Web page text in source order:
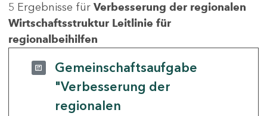
5 Ergebnisse für Verbesserung der regionalen
Wirtschaftsstruktur Leitlinie für
regionalbeihilfen
Gemeinschaftsaufgabe
"Verbesserung der
regionalen